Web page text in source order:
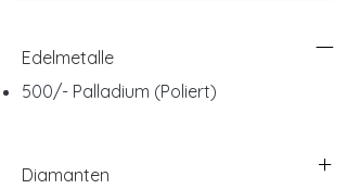
Edelmetalle
500/- Palladium (Poliert)
Diamanten